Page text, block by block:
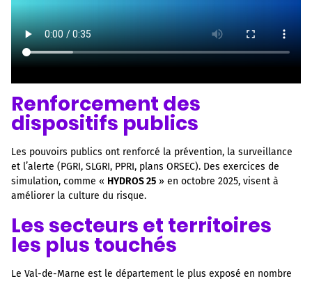
Texte
Renforcement des
dispositifs publics
Les pouvoirs publics ont renforcé la prévention, la surveillance
et l’alerte (PGRI, SLGRI, PPRI, plans ORSEC). Des exercices de
simulation, comme « HYDROS 25 » en octobre 2025, visent à
améliorer la culture du risque.
Les secteurs et territoires
les plus touchés
Le Val-de-Marne est le département le plus exposé en nombre